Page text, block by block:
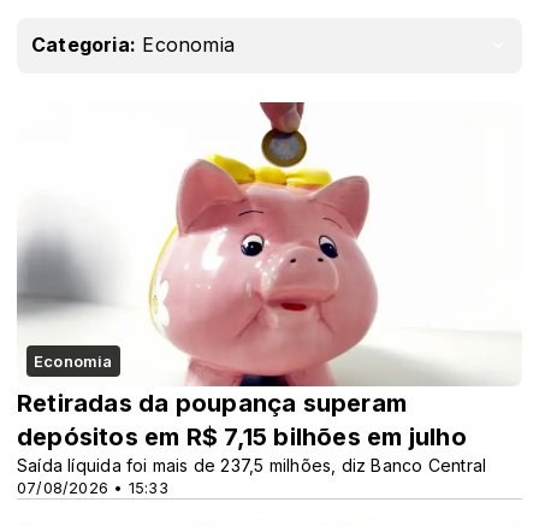
Categoria: Economia
Economia
07/08/2026 • 15:33
Retiradas da poupança superam
depósitos em R$ 7,15 bilhões em julho
Saída líquida foi mais de 237,5 milhões, diz Banco Central